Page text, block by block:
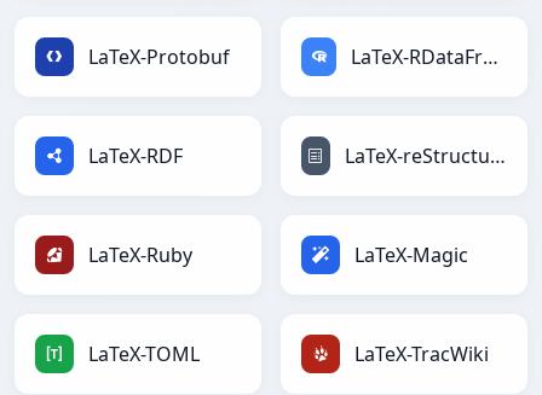
LaTeX-Protobuf LaTeX-RDataFrame
LaTeX-RDF LaTeX-reStructuredText
LaTeX-Ruby LaTeX-Magic
LaTeX-TOML LaTeX-TracWiki